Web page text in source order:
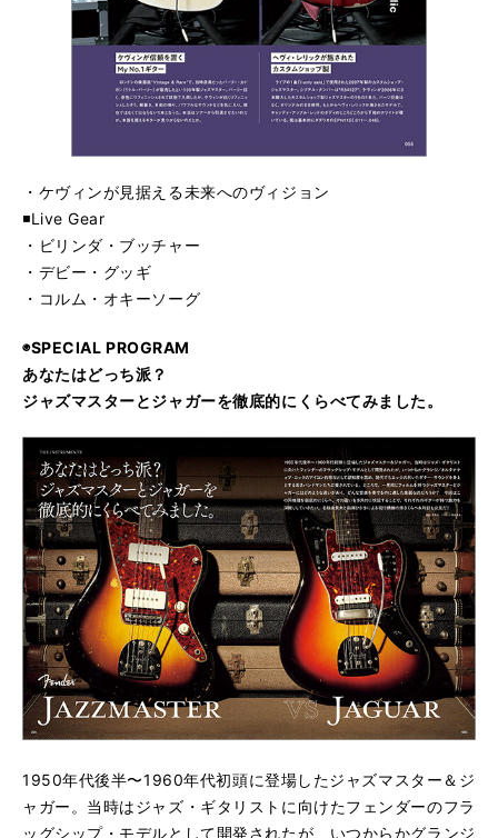
・ケヴィンが見据える未来へのヴィジョン
◾️Live Gear
・ビリンダ・ブッチャー
・デビー・グッギ
・コルム・オキーソーグ
◉SPECIAL PROGRAM
あなたはどっち派？
ジャズマスターとジャガーを徹底的にくらべてみました。
1950年代後半〜1960年代初頭に登場したジャズマスター＆ジ
ャガー。当時はジャズ・ギタリストに向けたフェンダーのフラ
ッグシップ・モデルとして開発されたが、いつからかグランジ